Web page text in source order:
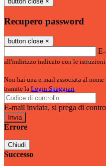
Recupero password
button close ×
all'indirizzo indicato con le istruzioni
Non hai una e-mail associata al
tramite la Login Spaggiari
E-mail inviata, si prega di
Errore
Chiudi
Successo